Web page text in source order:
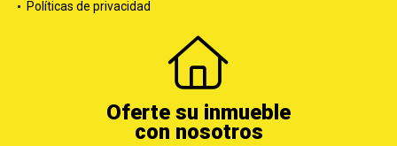
Políticas de privacidad
Oferte su inmueble
con nosotros